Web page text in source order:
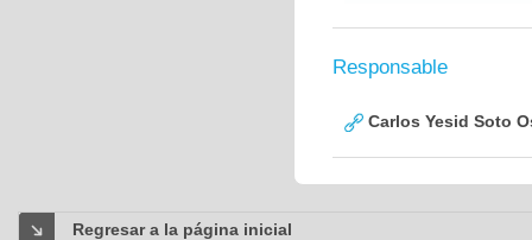
Responsable
Carlos Yesid Soto
Regresar a la página inicial